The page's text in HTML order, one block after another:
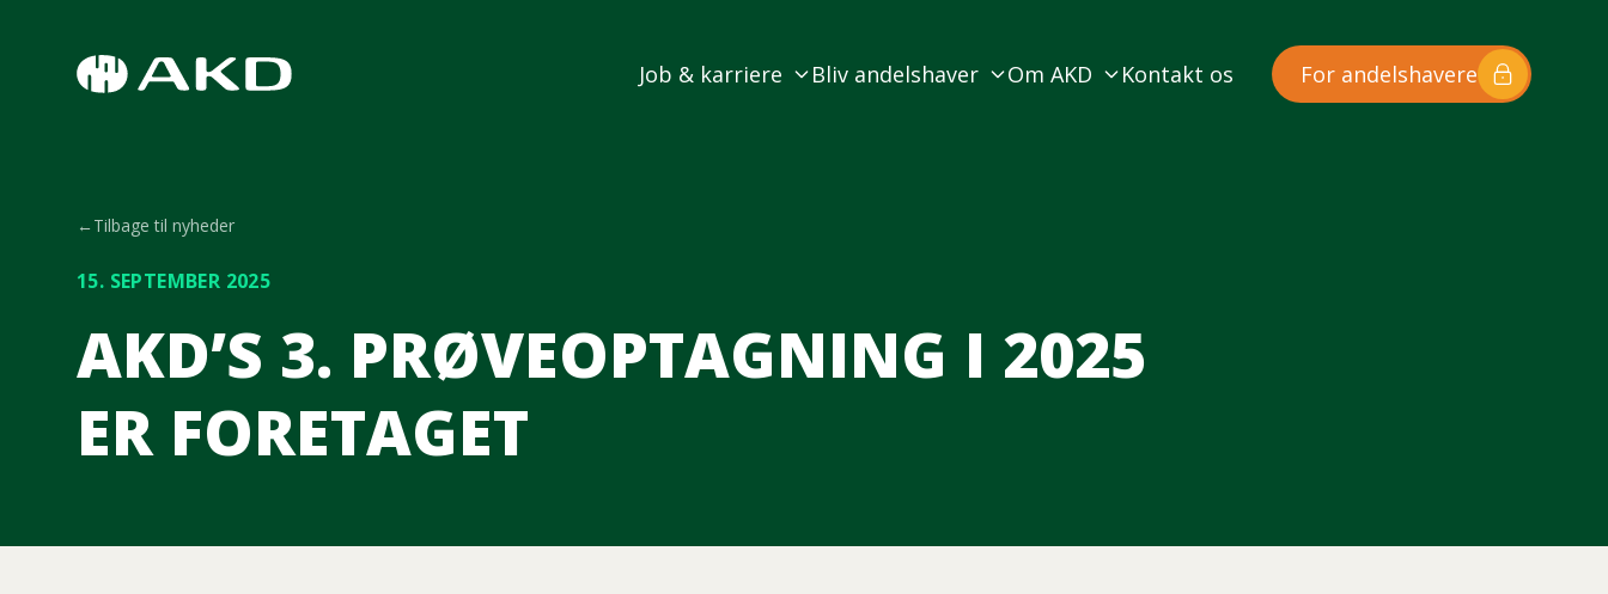
Job & karriere Bliv andelshaver Om AKD Kontakt os For andelshavere
←Tilbage til nyheder
15. SEPTEMBER 2025
AKD’S 3. PRØVEOPTAGNING I 2025
ER FORETAGET